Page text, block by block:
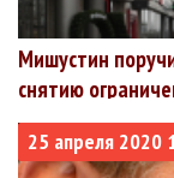
Мишустин
снятию
25 апреля 2020